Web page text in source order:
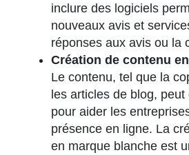
inclure des logiciels
nouveaux avis et
réponses aux avis ou la
Création de contenu
Le contenu, tel que la
les articles de blog,
pour aider les
présence en ligne. La
en marque blanche est